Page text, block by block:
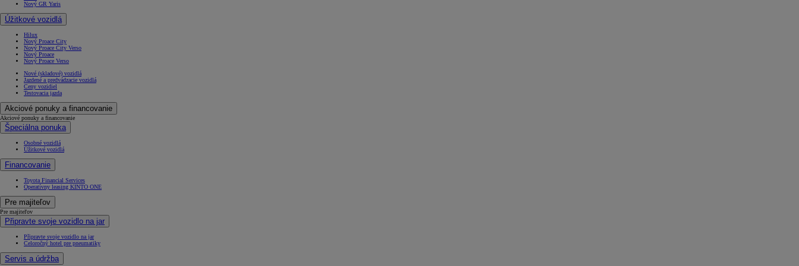
vr. zvýhodnenia1 300 €
a bonusu za výkup
Corolla Sedan
AJ HYBRID
Nový GR Yaris
Úžitkové vozidlá
Hilux
Nový Proace City
Nový Proace City Verso
Nový Proace
Nový Proace Verso
Nové (skladové) vozidlá
Jazdené a predvádzacie vozidlá
Ceny vozidiel
Testovacia jazda
Akciové ponuky a financovanie
Akciové ponuky a financovanie
Špeciálna ponuka
Osobné vozidlá
Úžitkové vozidlá
Financovanie
Toyota Financial Services
Operatívny leasing KINTO ONE
Pre majiteľov
Pre majiteľov
Připravte svoje vozidlo na jar
Připravte svoje vozidlo na jar
Celoročný hotel pre pneumatiky
Servis a údržba